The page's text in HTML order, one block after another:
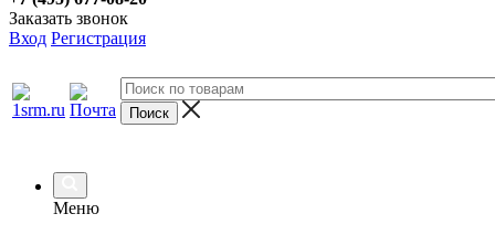
Заказать звонок
Вход Регистрация
Меню